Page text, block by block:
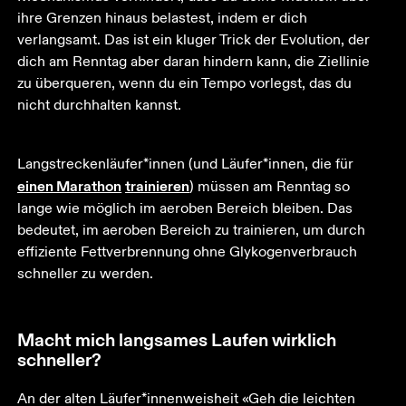
ihre Grenzen hinaus belastest, indem er dich
verlangsamt. Das ist ein kluger Trick der Evolution, der
dich am Renntag aber daran hindern kann, die Ziellinie
zu überqueren, wenn du ein Tempo vorlegst, das du
nicht durchhalten kannst.
Langstreckenläufer*innen (und Läufer*innen, die für
einen Marathon trainieren) müssen am Renntag so
lange wie möglich im aeroben Bereich bleiben. Das
bedeutet, im aeroben Bereich zu trainieren, um durch
effiziente Fettverbrennung ohne Glykogenverbrauch
schneller zu werden.
Macht mich langsames Laufen wirklich
schneller?
An der alten Läufer*innenweisheit «Geh die leichten